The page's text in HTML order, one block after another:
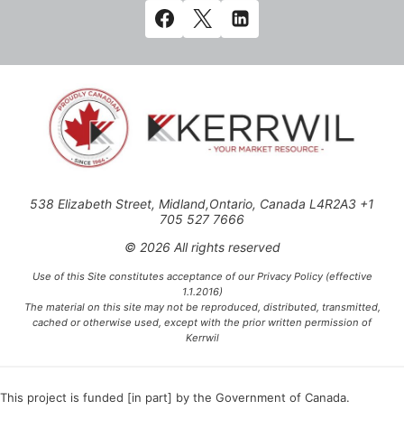
538 Elizabeth Street, Midland,Ontario, Canada L4R2A3 +1
705 527 7666
© 2026 All rights reserved
Use of this Site constitutes acceptance of our Privacy Policy (effective
1.1.2016)
The material on this site may not be reproduced, distributed, transmitted,
cached or otherwise used, except with the prior written permission of
Kerrwil
This project is funded [in part] by the Government of Canada.